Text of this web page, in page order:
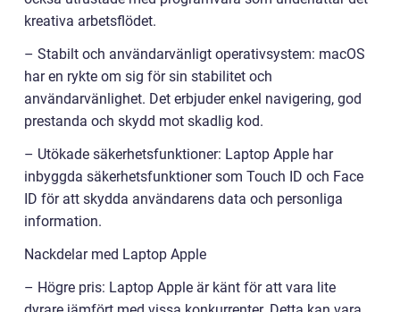
kreativa arbetsflödet.
– Stabilt och användarvänligt operativsystem: macOS
har en rykte om sig för sin stabilitet och
användarvänlighet. Det erbjuder enkel navigering, god
prestanda och skydd mot skadlig kod.
– Utökade säkerhetsfunktioner: Laptop Apple har
inbyggda säkerhetsfunktioner som Touch ID och Face
ID för att skydda användarens data och personliga
information.
Nackdelar med Laptop Apple
– Högre pris: Laptop Apple är känt för att vara lite